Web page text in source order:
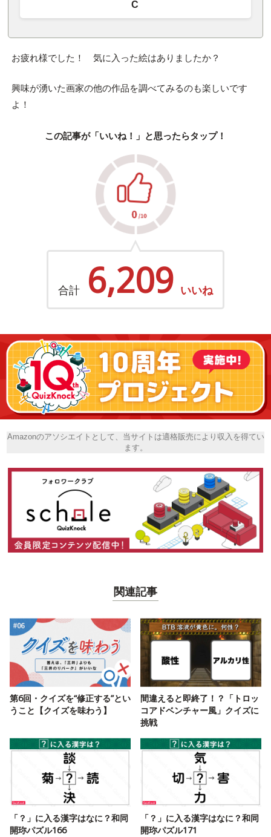
C
お疲れ様でした！ 気に入った絵はありましたか？
興味が湧いた画家の他の作品を調べてみるのも楽しいです
よ！
この記事が「いいね！」と思ったらタップ！
合計 6,209 いいね
Amazonのアソシエイトとして、当サイトは適格販売により収入を得てい
ます。
関連記事
第6回・クイズを“修正する”とい
うこと【クイズを味わう】
間違えると即終了！？「トロッ
コアドベンチャー風」クイズに
挑戦
「？」に入る漢字はなに？和同
開珎パズル166
「？」に入る漢字はなに？和同
開珎パズル171